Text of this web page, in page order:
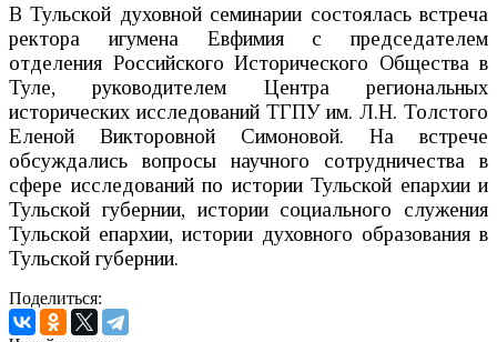
В Тульской духовной семинарии состоялась встреча
ректора игумена Евфимия с председателем
отделения Российского Исторического Общества в
Туле, руководителем Центра региональных
исторических исследований ТГПУ им. Л.Н. Толстого
Еленой Викторовной Симоновой. На встрече
обсуждались вопросы научного сотрудничества в
сфере исследований по истории Тульской епархии и
Тульской губернии, истории социального служения
Тульской епархии, истории духовного образования в
Тульской губернии.
Поделиться: